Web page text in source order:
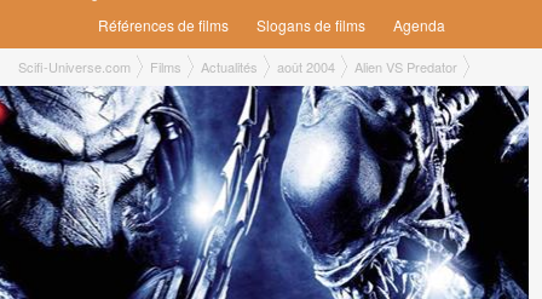
Références de films
Slogans de films Agenda
Scifi-Universe.com Films Actualités août 2004 Alien VS Predator